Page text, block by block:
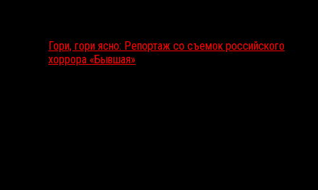
Гори, гори ясно: Репортаж со съемок российского
хоррора «Бывшая»